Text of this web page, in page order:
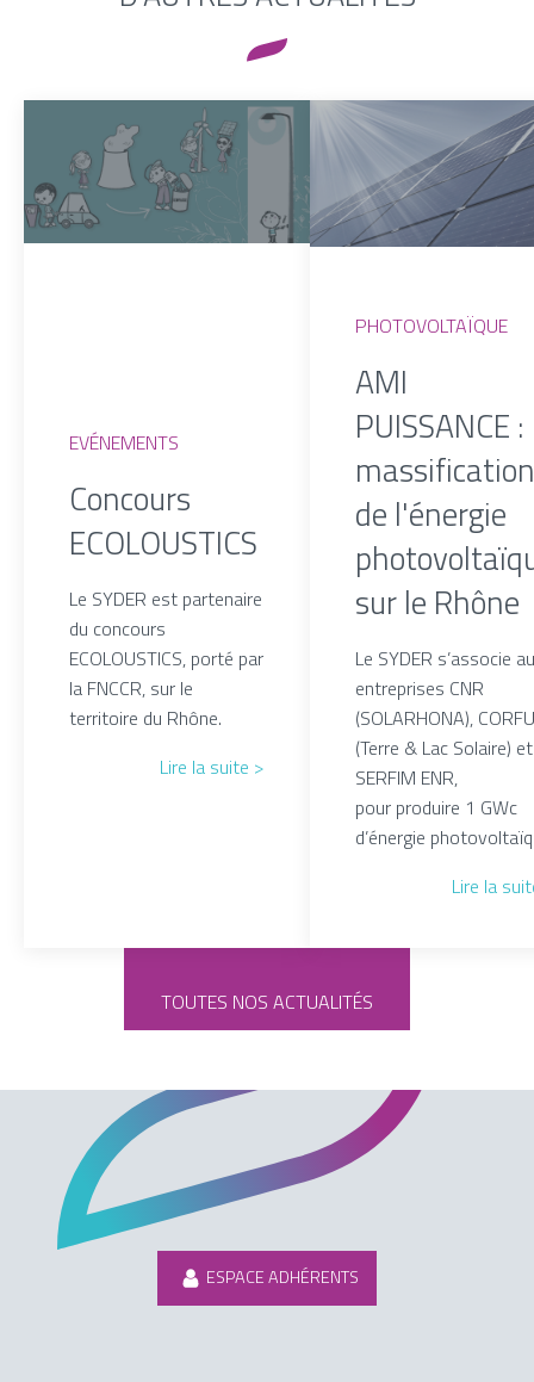
EVÉNEMENTS
Concours
ECOLOUSTICS
Le SYDER est partenaire
du concours
ECOLOUSTICS, porté par
la FNCCR, sur le
territoire du Rhône.
Lire la suite >
PHOTOVOLTAÏQUE
AMI
PUISSANCE
de l'énergie
sur le Rhône
Le SYDER s’associe
entreprises CNR
(SOLARHONA),
(Terre & Lac Solaire) et
SERFIM ENR,
pour produire 1 GWc
d’énergie
Lire la
TOUTES NOS ACTUALITÉS
ESPACE ADHÉRENTS